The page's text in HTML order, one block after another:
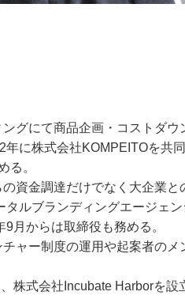
グにて商品企画・コストダ
に株式会社KOMPEITOを共
る。
資金調達だけでなく大企業
ルブランディングエージェ
月からは取締役も務める。
ャー制度の運用や起案者の
株式会社Incubate Harborを設